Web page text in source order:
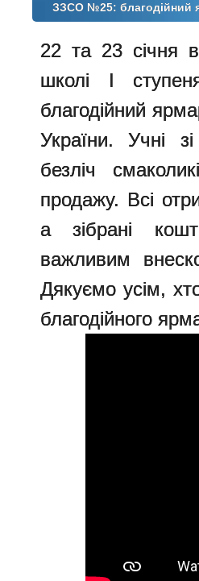
ЗЗСО №25: благодійний
22 та 23 січня в
школі I
благодійний
України. Учні
безліч
продажу. Всі
а зібрані
важливим
Дякуємо усім,
благодійного